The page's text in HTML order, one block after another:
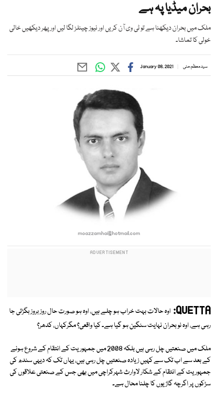
بحران میڈیا پہ ہے
ملک میں بحران دیکھنا ہے تو ٹی وی آن کریں اور نیوز چینلز لگا لیں اور پھر دیکھیں خالی
خولی کا تماشا۔
سید معظم حئی January 08, 2021
moazzamhai@hotmail.com
QUETTA: اوہ حالات بہت خراب ہو چلے ہیں، اوہ ہو صورت حال روز بروز بگڑتی جا
رہی ہے، اوہ نو بحران نہایت سنگین ہو گیا ہے۔ کیا واقعی؟ مگرکہاں، کدھر؟
ملک میں صنعتیں چل رہی ہیں بلکہ 2008 میں جمہوریت کے انتقام کے شروع ہونے
کے بعد سے اب تک سے کہیں زیادہ صنعتیں چل رہی ہیں، یہاں تک کہ دیہی سندھ کی
جمہوریت کے انتقام کے شکار لاوارث شہرکراچی میں بھی جس کے صنعتی علاقوں کی
سڑکوں پر اگرچہ گاڑیوں کا چلنا محال ہے۔